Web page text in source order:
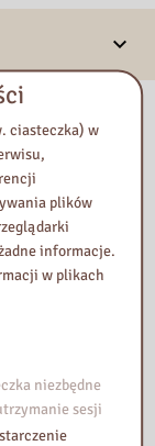
ciasteczka) w
plików
informacje.
w plikach
niezbędne
sesji